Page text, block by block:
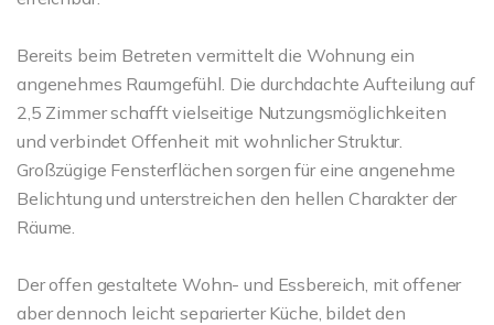
Bereits beim Betreten vermittelt die Wohnung ein
angenehmes Raumgefühl. Die durchdachte Aufteilung auf
2,5 Zimmer schafft vielseitige Nutzungsmöglichkeiten
und verbindet Offenheit mit wohnlicher Struktur.
Großzügige Fensterflächen sorgen für eine angenehme
Belichtung und unterstreichen den hellen Charakter der
Räume.
Der offen gestaltete Wohn- und Essbereich, mit offener
aber dennoch leicht separierter Küche, bildet den